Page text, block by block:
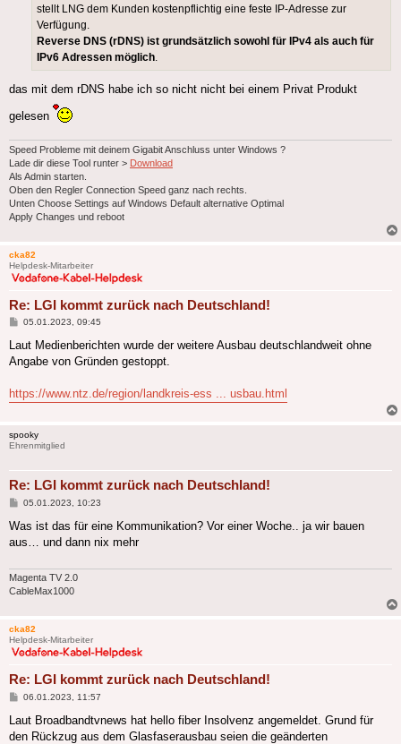
stellt LNG dem Kunden kostenpflichtig eine feste IP-Adresse zur
Verfügung.
Reverse DNS (rDNS) ist grundsätzlich sowohl für IPv4 als auch für
IPv6 Adressen möglich
das mit dem rDNS habe ich so nicht nicht bei einem Privat Produkt
gelesen
Speed Probleme mit deinem Gigabit Anschluss unter Windows ?
Lade dir diese Tool runter > Download
Als Admin starten.
Oben den Regler Connection Speed ganz nach rechts.
Unten Choose Settings auf Windows Default alternative Optimal
Apply Changes und reboot
cka82
Helpdesk-Mitarbeiter
Re: LGI kommt zurück nach Deutschland!
Beitrag
05.01.2023, 09:45
Laut Medienberichten wurde der weitere Ausbau deutschlandweit ohne
Angabe von Gründen gestoppt.
https://www.ntz.de/region/landkreis-ess ... usbau.html
spooky
Ehrenmitglied
Re: LGI kommt zurück nach Deutschland!
Beitrag
05.01.2023, 10:23
Was ist das für eine Kommunikation? Vor einer Woche.. ja wir bauen
aus… und dann nix mehr
Magenta TV 2.0
CableMax1000
cka82
Helpdesk-Mitarbeiter
Re: LGI kommt zurück nach Deutschland!
Beitrag
06.01.2023, 11:57
Laut Broadbandtvnews hat hello fiber Insolvenz angemeldet. Grund für
den Rückzug aus dem Glasfaserausbau seien die geänderten